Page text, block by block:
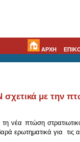
ΑΡΧΗ
με την
νέα πτώση
ερωτηματικά για